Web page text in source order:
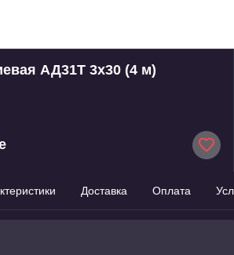
АД31Т 3х30 (4 м)
Доставка Оплата